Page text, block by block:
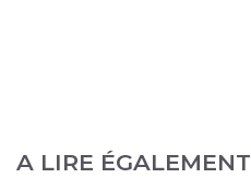
A LIRE ÉGALEMENT